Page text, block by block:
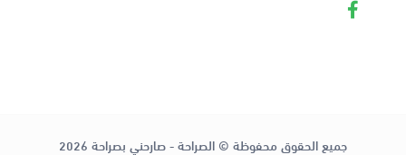
جميع الحقوق محفوظة © الصراحة - صارحني بصراحة 2026